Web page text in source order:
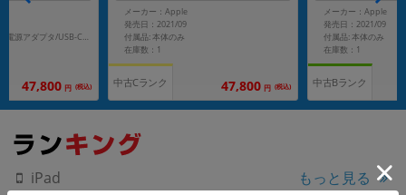
付属品: 箱/20W USB-C電源アダプタ/USB-C充電ケーブル（1m）/クイックスタートガイド
47,800 円 (税込)
メーカー：Apple
発売日：2021/09
付属品: 本体のみ
在庫数：1
中古Cランク 47,800 円 (税込)
メーカー：Apple
発売日：2021/09
付属品: 本体のみ
在庫数：1
中古Bランク
iPad もっと見る